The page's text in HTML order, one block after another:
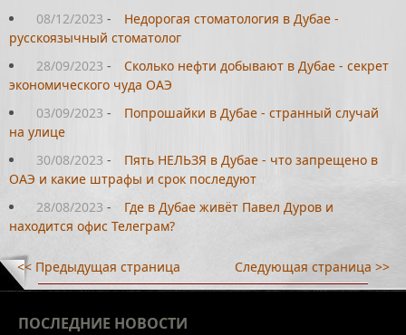
08/12/2023 -
Недорогая стоматология в Дубае -
русскоязычный стоматолог
28/09/2023 -
Сколько нефти добывают в Дубае - секрет
экономического чуда ОАЭ
03/09/2023 -
Попрошайки в Дубае - странный случай
на улице
30/08/2023 -
Пять НЕЛЬЗЯ в Дубае - что запрещено в
ОАЭ и какие штрафы и срок последуют
28/08/2023 -
Где в Дубае живёт Павел Дуров и
находится офис Телеграм?
<< Предыдущая страница Следующая страница >>
ПОСЛЕДНИЕ НОВОСТИ